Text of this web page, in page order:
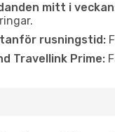
mitt i
rusningstid:
Travellink Prime: